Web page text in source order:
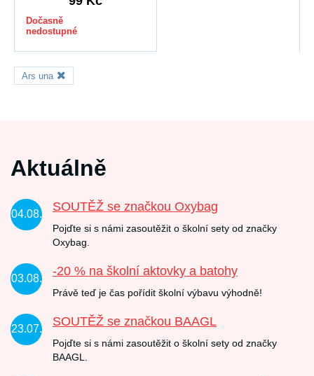
Dočasně
nedostupné
Ars una
Aktuálně
04.08.
SOUTĚŽ se značkou Oxybag
Pojďte si s námi zasoutěžit o školní sety od značky
Oxybag.
03.08.
-20 % na školní aktovky a batohy
Právě teď je čas pořídit školní výbavu výhodně!
23.07.
SOUTĚŽ se značkou BAAGL
Pojďte si s námi zasoutěžit o školní sety od značky
BAAGL.